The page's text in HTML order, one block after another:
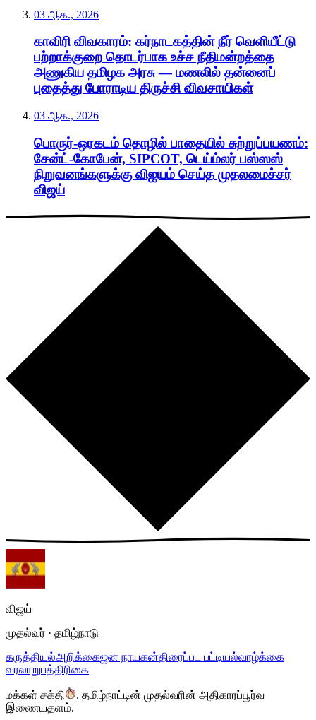
03 ஆக., 2026
காவிரி விவகாரம்: கர்நாடகத்தின் நீர் வெளியீட்டு
பற்றாக்குறை தொடர்பாக உச்ச நீதிமன்றத்தை
அணுகிய தமிழக அரசு — மணலில் தன்னைப்
புதைத்து போராடிய திருச்சி விவசாயிகள்
03 ஆக., 2026
பொருர்-ஒரகடம் தொழில் பாதையில் சுற்றுப்பயணம்:
சேன்ட்-கோபேன், SIPCOT, டெய்ம்லர் பஸ்ஸஸ்
நிறுவனங்களுக்கு விஜயம் செய்த முதலமைச்சர்
விஜய்
விஜய்
முதல்வர் · தமிழ்நாடு
கருத்தியல்அறிக்கைஜன நாயகன்திரைப்பட பட்டியல்வாழ்க்கை
வரலாறுபத்திரிகை
மக்கள் சக்தி . தமிழ்நாட்டின் முதல்வரின் அதிகாரப்பூர்வ
இணையதளம்.